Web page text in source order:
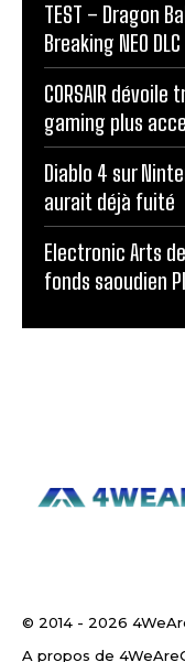
TEST – Dragon
Breaking NEO DLC
CORSAIR
gaming plus
Diablo 4 sur
aurait déjà fuité
Electronic Arts
fonds saoudien
© 2014 - 2026
A propos de